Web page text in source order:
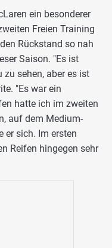
ein besonderer
Freien Training
Rückstand so nah
Saison. "Es ist
sehen, aber es ist
"Es war ein
hatte ich im zweiten
auf dem Medium-
er sich. Im ersten
Reifen hingegen sehr